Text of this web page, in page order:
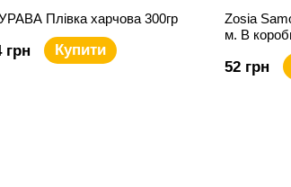
Плівка харчова 300гр
грн Купити
Zosia
м. В
52 грн